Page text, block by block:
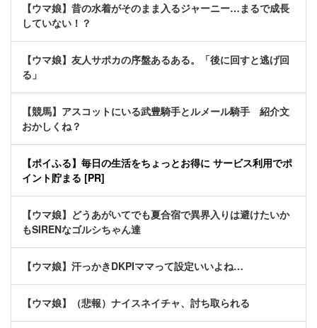
【ウマ娘】昔の水着がそのまま入るジャーニー…まるで成長
していない！？
【ウマ娘】友人サポカの序盤あるある。「後に回すと逃げ回
る」
【競馬】アスコットにいる武豊騎手とルメール騎手 紹介文
おかしくね？
【ポイふる】毎日の生活をちょっとお得に サービス利用でポ
イント貯まる [PR]
【ウマ娘】どうあがいてでも夏合宿で異界入りは避けたいか
もSIRENなゴルシちゃん達
【ウマ娘】汗っかきDKPIママって設定いいよね…
【ウマ娘】（悲報）ナイスネイチャ、討ち取られる